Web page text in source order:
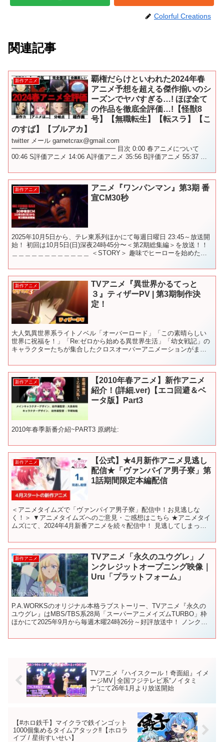
Colorful Creations
関連記事
新作アニメ
覇権だらけといわれた2024年春
アニメ予想を超える傑作揃いのシ
ーズンでヤバすぎる…! ほぼ全て
の作品を徹底全評価…!【怪獣8
号】【無職転生】【転スラ】【こ
のすば】【ブルアカ】
twitter メール garnetcrax@gmail.com
━━━━━━━━━━━━━━━━ 目次 0:00 春アニメについて
00:46 S評価アニメ 14:06 A評価アニメ 35:56 B評価アニメ 55:37 ワ
新作アニメ
アニメ『ワンパンマン』第3期 番
宣CM30秒
2025年10月5日から、テレ東系列ほかにて毎週日曜日 23:45～放送開
始！ 初回は10月5日(日)深夜24時45分〜＜第2期総集編＞を放送！！
＿＿＿＿＿＿＿＿＿＿＿＿ ＜STORY＞ 趣味でヒーローを始めた
新作アニメ
TVアニメ『異世界かるてっと
３』ティザーPV | 第3期制作決
定！
大人気異世界系ライトノベル「オーバーロード」「この素晴らしい
世界に祝福を！」「Re:ゼロから始める異世界生活」「幼女戦記」の
キャラクターたちが集合したクロスオーバーアニメーションがまさ
新作アニメ
【2010年春アニメ】新作アニメ
紹介！(詳細.ver)【エコ回避＆ベ
ータ版】Part3
2010年春季新番介紹~PART3 原網址:
新作アニメ
【公式】★4月新作アニメ見逃し
配信★「ヴァンパイア男子寮」第
1話期間限定本編配信
＜アニメタイムズで「ヴァンパイア男子寮」配信中！お見逃しな
く！＞ ▼アニメタイムズへのご意見・ご感想はこちら ★アニメタイ
ムズにて、2024年4月新番アニメを続々配信中！ 見逃してしまった
新作アニメ
TVアニメ「永久のユウグレ」ノ
ンクレジットオープニング映像｜
Uru「プラットフォーム」
P.A.WORKSのオリジナル本格ラブストーリー、TVアニメ『永久の
ユウグレ』はMBS/TBS系28局「スーパーアニメイズムTURBO」枠
ほかにて2025年9月から毎週木曜24時26分～好評放送中！ ノンクレ
TVアニメ『ハイスクール！奇面組』イメ
ージMV│全国フジテレビ系“ノイタミ
ナ”にて26年1月より放送開始
【#ホロ鉄千】マイクラで鉄インゴット
1000個集めるタイムアタック‼【ホロラ
イブ / 星街すいせい】